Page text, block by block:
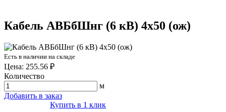
Кабель АВБбШнг (6 кВ) 4х50 (ож)
Есть в наличии на складе
Цена: 255.56 ₽
Количество
м
Добавить в заказ
Купить в 1 клик